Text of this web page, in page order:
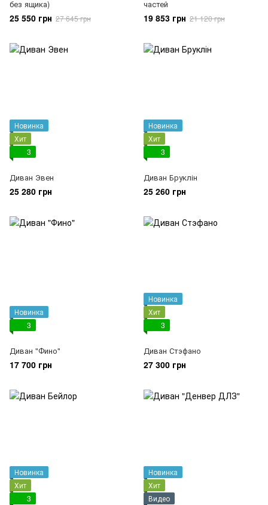
без ящика)
25 550 грн 27 645 грн
частей
19 853 грн 21 120 грн
Новинка
Хит
3
Диван Эвен
25 280 грн
Новинка
Хит
3
Диван Бруклін
25 260 грн
Новинка
3
Диван "Фино"
17 700 грн
Новинка
Хит
3
Диван Стэфано
27 300 грн
Новинка
Хит
3
Новинка
Хит
Видео